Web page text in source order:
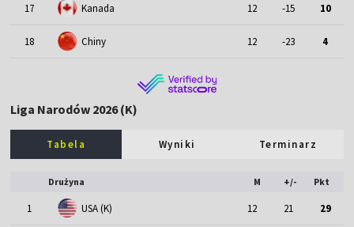
17 Kanada 12 -15 10
18 Chiny 12 -23 4
Liga Narodów 2026 (K)
Tabela Wyniki Terminarz
Drużyna M +/- Pkt
1 USA (K) 12 21 29